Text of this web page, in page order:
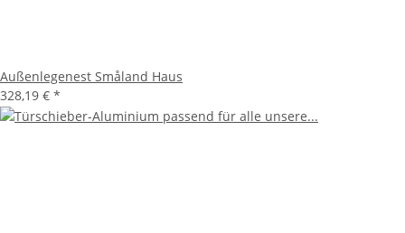
Außenlegenest Småland Haus
328,19 € *